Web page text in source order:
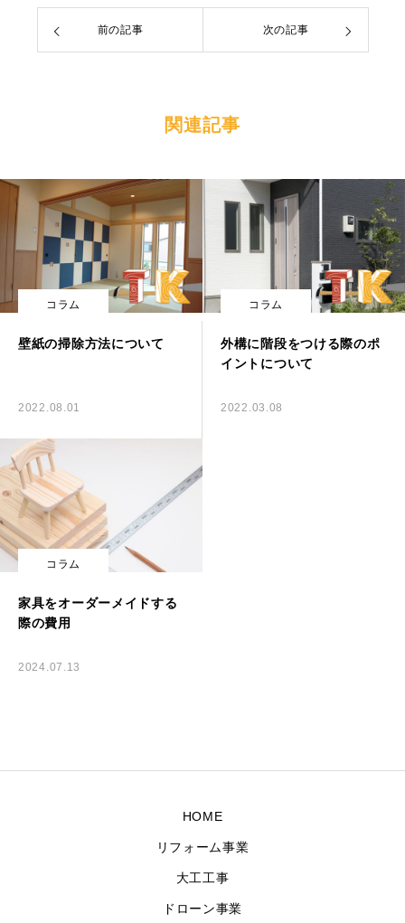
前の記事 次の記事
関連記事
コラム
壁紙の掃除方法について
2022.08.01
コラム
外構に階段をつける際のポ
イントについて
2022.03.08
コラム
家具をオーダーメイドする
際の費用
2024.07.13
HOME
リフォーム事業
大工工事
ドローン事業